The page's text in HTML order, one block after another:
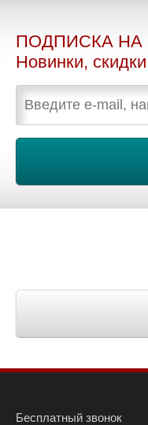
ПОДПИСКА НА
Новинки,
Бесплатный звонок